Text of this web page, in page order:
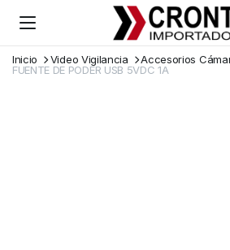
Inicio Video Vigilancia
Accesorios
FUENTE DE PODER USB 5VDC 1A